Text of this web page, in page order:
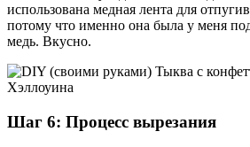
использована медная лента для
потому что именно она была у меня
медь. Вкусно.
Шаг 6: Процесс вырезания